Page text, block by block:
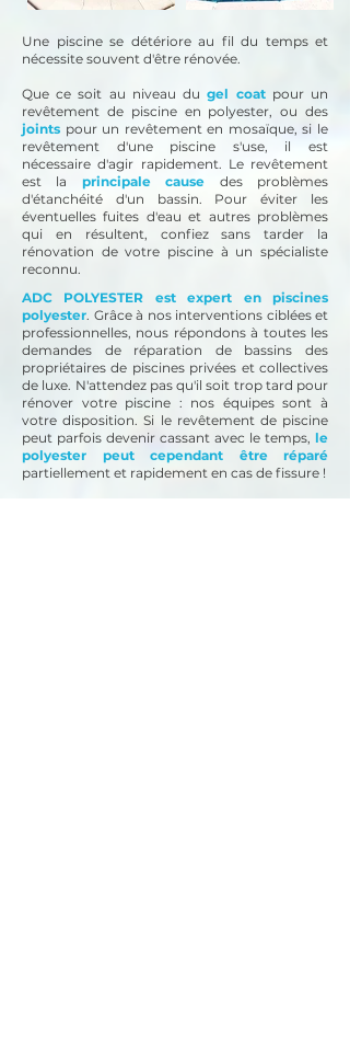
Une piscine se détériore au fil du temps et
nécessite souvent d'être rénovée.
Que ce soit au niveau dugel coatpour un
revêtement de piscine en polyester, ou des
joints pour un revêtement en mosaïque, si le
revêtement d'une piscine s'use, il est
nécessaire d'agir rapidement. Le revêtement
est la principale cause des problèmes
d'étanchéité d'un bassin. Pour éviter les
éventuelles fuites d'eau et autres problèmes
qui en résultent, confiez sans tarder la
rénovation de votre piscine à un spécialiste
reconnu.
ADC POLYESTER est expert en piscines
polyester. Grâce à nos interventions ciblées et
professionnelles, nous répondons à toutes les
demandes de réparation de bassins des
propriétaires de piscines privées et collectives
de luxe. N'attendez pas qu'il soit trop tard pour
rénover votre piscine : nos équipes sont à
votre disposition.Si le revêtement de piscine
peut parfois devenir cassant avec le temps, le
polyester peut cependant être réparé
partiellement et rapidement en cas de fissure !